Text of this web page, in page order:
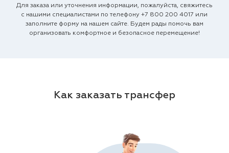
Для заказа или уточнения информации, пожалуйста, свяжитесь
с нашими специалистами по телефону+7 800 200 4017 или
заполните форму на нашем сайте. Будем рады помочь вам
организовать комфортное и безопасное перемещение!
Как заказать трансфер